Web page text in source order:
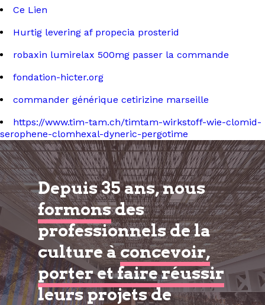
Ce Lien
Hurtig levering af propecia prosterid
robaxin lumirelax 500mg passer la commande
fondation-hicter.org
commander générique cetirizine marseille
https://www.tim-tam.ch/timtam-wirkstoff-wie-clomid-
serophene-clomhexal-dyneric-pergotime
Depuis 35 ans, nous
formonsdes
professionnels de la
culture àconcevoir,
porter et faire réussir
leurs projets de